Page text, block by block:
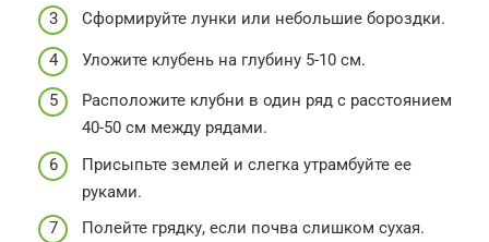
Сформируйте лунки или небольшие бороздки.
Уложите клубень на глубину 5-10 см.
Расположите клубни в один ряд с расстоянием
40-50 см между рядами.
Присыпьте землей и слегка утрамбуйте ее
руками.
Полейте грядку, если почва слишком сухая.